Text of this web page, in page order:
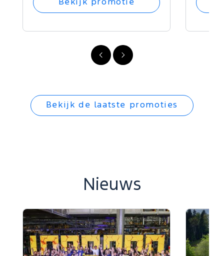
Volgende
Vorige
Bekijk promotie
Bekijk de laatste promoties
Nieuws